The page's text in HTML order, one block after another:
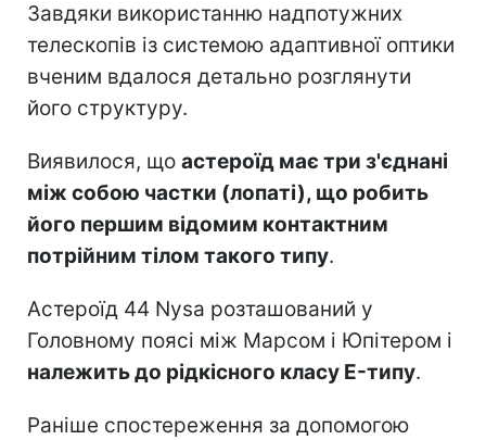
Завдяки використанню надпотужних
телескопів із системою адаптивної оптики
вченим вдалося детально розглянути
його структуру.
Виявилося, що астероїд має три з'єднані
між собою частки (лопаті), що робить
його першим відомим контактним
потрійним тілом такого типу.
Астероїд 44 Nysa розташований у
Головному поясі між Марсом і Юпітером і
належить до рідкісного класу E-типу.
Раніше спостереження за допомогою